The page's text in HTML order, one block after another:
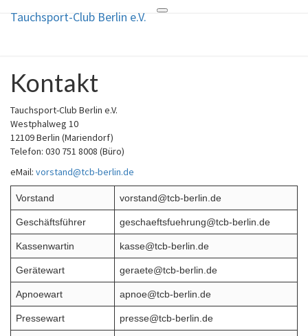
Toggle
Tauchsport-Club Berlin e.V.
Tauchsport-Club Berlin e.V.
Kontakt
Kontakt
Tauchsport-Club Berlin e.V.
Westphalweg 10
12109 Berlin (Mariendorf)
Telefon: 030 751 8008 (Büro)
eMail: vorstand@tcb-berlin.de
Vorstand vorstand@tcb-berlin.de
Geschäftsführer geschaeftsfuehrung@tcb-berlin.de
Kassenwartin kasse@tcb-berlin.de
Gerätewart geraete@tcb-berlin.de
Apnoewart apnoe@tcb-berlin.de
Pressewart presse@tcb-berlin.de